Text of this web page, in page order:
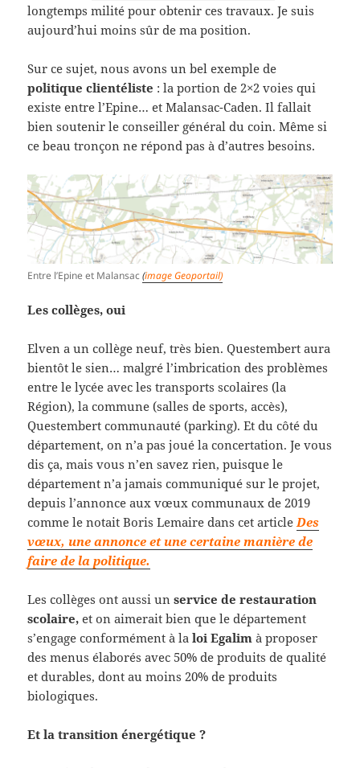
longtemps milité pour obtenir ces travaux. Je suis
aujourd’hui moins sûr de ma position.
Sur ce sujet, nous avons un bel exemple de
politique clientéliste : la portion de 2×2 voies qui
existe entre l’Epine… et Malansac-Caden. Il fallait
bien soutenir le conseiller général du coin. Même si
ce beau tronçon ne répond pas à d’autres besoins.
Entre l’Epine et Malansac(image Geoportail)
Les collèges, oui
Elven a un collège neuf, très bien. Questembert aura
bientôt le sien… malgré l’imbrication des problèmes
entre le lycée avec les transports scolaires (la
Région), la commune (salles de sports, accès),
Questembert communauté (parking). Et du côté du
département, on n’a pas joué la concertation. Je vous
dis ça, mais vous n’en savez rien, puisque le
département n’a jamais communiqué sur le projet,
depuis l’annonce aux vœux communaux de 2019
comme le notait Boris Lemaire dans cet articleDes
vœux, une annonce et une certaine manière de
faire de la politique.
Les collèges ont aussi unservice de restauration
scolaire, et on aimerait bien que le département
s’engage conformément à laloi Egalim à proposer
des menus élaborés avec 50% de produits de qualité
et durables, dont au moins 20% de produits
biologiques.
Et la transition énergétique ?